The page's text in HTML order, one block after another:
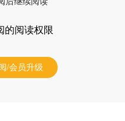
的阅读权限
/会员升级